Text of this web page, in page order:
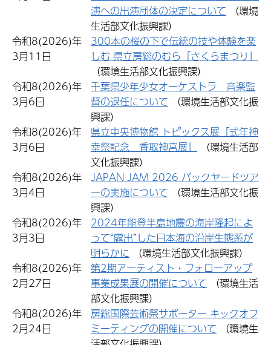
演への出演団体の決定について
生活部文化振興課）
令和8(2026)年
3月11日
300本の桜の下で伝統の技や体験を楽
しむ 県立房総のむら「さくらまつり」
（環境生活部文化振興課）
令和8(2026)年
3月6日
千葉県少年少女オーケストラ 音楽監
督の退任について
興課）
令和8(2026)年
3月6日
県立中央博物館 トピックス展「式年神
幸祭記念 香取神宮展」
文化振興課）
令和8(2026)年
3月4日
JAPAN JAM 2026 バックヤードツア
ーの実施について
興課）
令和8(2026)年
3月3日
2024年能登半島地震の海岸隆起によ
って“露出”した日本海の沿岸生態系が
明らかに
（環境生活部文化振興課）
令和8(2026)年
2月27日
第2期アーティスト・フォローアップ
事業成果展の開催について
部文化振興課）
令和8(2026)年
2月24日
房総国際芸術祭サポーター キックオフ
ミーティングの開催について